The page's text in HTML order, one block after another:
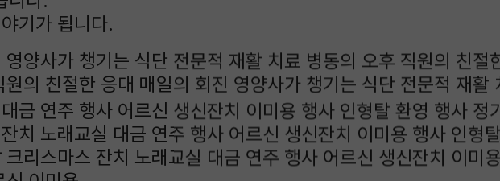
기가 됩니다.
영양사가 챙기는 식단 전문적 재활 치료 병동의 오후 직원의 친절
원의 친절한 응대 매일의 회진 영양사가 챙기는 식단 전문적 재활
대금 연주 행사 어르신 생신잔치 이미용 행사 인형탈 환영 행사 정
치 노래교실 대금 연주 행사 어르신 생신잔치 이미용 행사 인형
크리스마스 잔치 노래교실 대금 연주 행사 어르신 생신잔치 이미
신 이미용